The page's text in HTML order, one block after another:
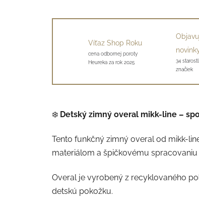
Víťaz Shop Roku
cena odbornej poroty
Heureka za rok 2025
34
značiek
❄️ Detský zimný overal mikk-line –
Tento funkčný zimný overal od mikk-
materiálom a špičkovému
Overal je vyrobený z recyklovaného
detskú pokožku.